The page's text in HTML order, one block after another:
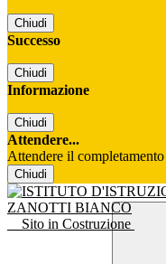
Chiudi
Successo
Chiudi
Informazione
Chiudi
Attendere...
Attendere il
Chiudi
Sito in Costruzione